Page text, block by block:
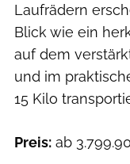
Laufrädern
Blick wie ein
auf dem
und im
15 Kilo
Preis: ab